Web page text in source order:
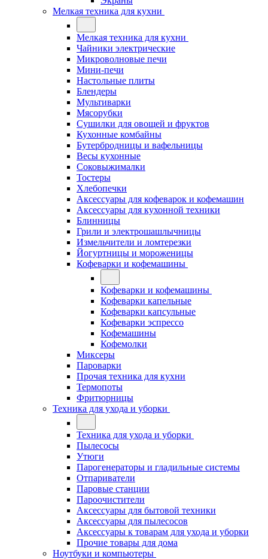
Мелкая техника для кухни
Мелкая техника для кухни
Чайники электрические
Микроволновые печи
Мини-печи
Настольные плиты
Блендеры
Мультиварки
Мясорубки
Сушилки для овощей и фруктов
Кухонные комбайны
Бутербродницы и вафельницы
Весы кухонные
Соковыжималки
Тостеры
Хлебопечки
Аксессуары для кофеварок и кофемашин
Аксессуары для кухонной техники
Блинницы
Грили и электрошашлычницы
Измельчители и ломтерезки
Йогуртницы и мороженицы
Кофеварки и кофемашины
Кофеварки и кофемашины
Кофеварки капельные
Кофеварки капсульные
Кофеварки эспрессо
Кофемашины
Кофемолки
Миксеры
Пароварки
Прочая техника для кухни
Термопоты
Фритюрницы
Техника для ухода и уборки
Техника для ухода и уборки
Пылесосы
Утюги
Парогенераторы и гладильные системы
Отпариватели
Паровые станции
Пароочистители
Аксессуары для бытовой техники
Аксессуары для пылесосов
Аксессуары к товарам для ухода и уборки
Прочие товары для дома
Ноутбуки и компьютеры